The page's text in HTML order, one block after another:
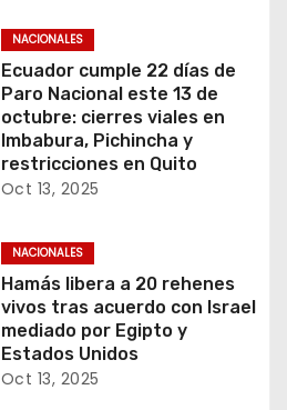
NACIONALES
Ecuador cumple 22 días de
Paro Nacional este 13 de
octubre: cierres viales en
Imbabura, Pichincha y
restricciones en Quito
Oct 13, 2025
NACIONALES
Hamás libera a 20 rehenes
vivos tras acuerdo con Israel
mediado por Egipto y
Estados Unidos
Oct 13, 2025